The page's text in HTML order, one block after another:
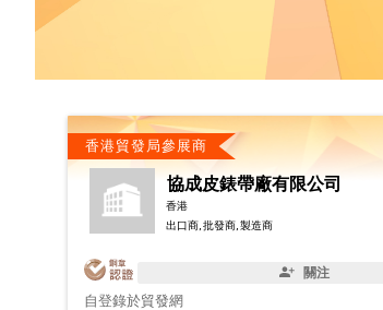
香港貿發局參展商
協成皮錶帶廠有限公司
香港
出口商, 批發商, 製造商
關注
自登錄於貿發網